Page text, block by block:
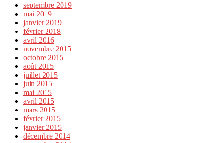
septembre 2019
mai 2019
janvier 2019
février 2018
avril 2016
novembre 2015
octobre 2015
août 2015
juillet 2015
juin 2015
mai 2015
avril 2015
mars 2015
février 2015
janvier 2015
décembre 2014